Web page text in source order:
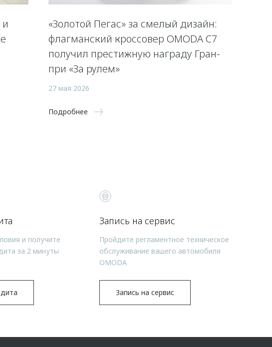
«Золотой Пегас» за смелый дизайн:
флагманский кроссовер OMODA C7
получил престижную награду Гран-
при «За рулем»
27 мая 2026
Подробнее
и получите
за 2 минуты
Запись на сервис
Пройдите регламентное техническое
обслуживание вашего автомобиля
OMODA
Запись на сервис